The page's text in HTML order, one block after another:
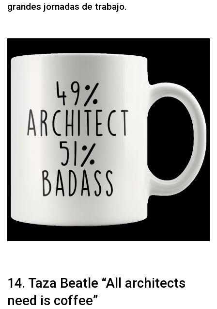
grandes jornadas de trabajo.
14. Taza Beatle “All architects
need is coffee”